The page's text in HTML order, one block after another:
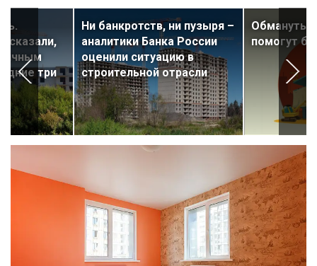
три
Ни банкротств, ни пузыря –
аналитики Банка России
оценили ситуацию в
строительной отрасли
помогут